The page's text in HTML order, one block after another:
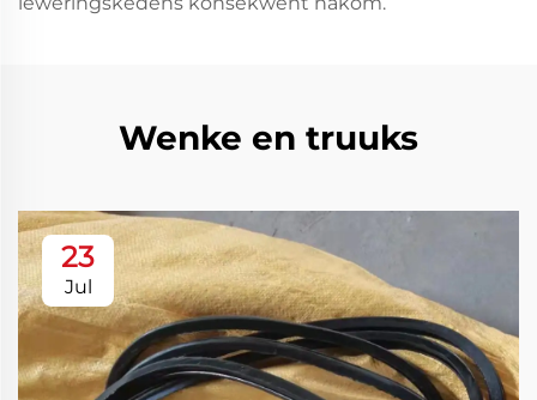
Wenke en truuks
23
Jul